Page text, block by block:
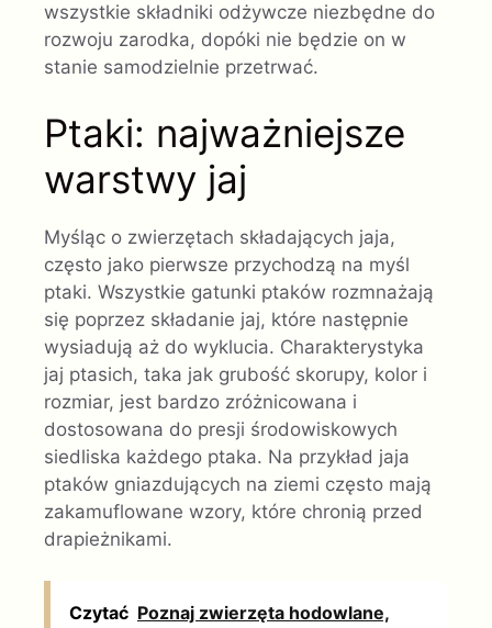
wszystkie składniki odżywcze niezbędne do
rozwoju zarodka, dopóki nie będzie on w
stanie samodzielnie przetrwać.
Ptaki: najważniejsze
warstwy jaj
Myśląc o zwierzętach składających jaja,
często jako pierwsze przychodzą na myśl
ptaki. Wszystkie gatunki ptaków rozmnażają
się poprzez składanie jaj, które następnie
wysiadują aż do wyklucia. Charakterystyka
jaj ptasich, taka jak grubość skorupy, kolor i
rozmiar, jest bardzo zróżnicowana i
dostosowana do presji środowiskowych
siedliska każdego ptaka. Na przykład jaja
ptaków gniazdujących na ziemi często mają
zakamuflowane wzory, które chronią przed
drapieżnikami.
Czytać Poznaj zwierzęta hodowlane,